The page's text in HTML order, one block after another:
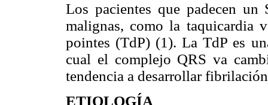
Los pacientes que padecen
malignas, como la taquicardia
pointes (TdP) (1). La TdP es
cual el complejo QRS va
tendencia a desarrollar
ETIOLOGÍA